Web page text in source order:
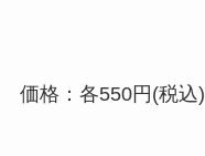
価格：各550円(税込)